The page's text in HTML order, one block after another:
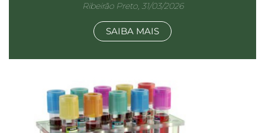
Ribeirão Preto, 31/03/2026
SAIBA MAIS